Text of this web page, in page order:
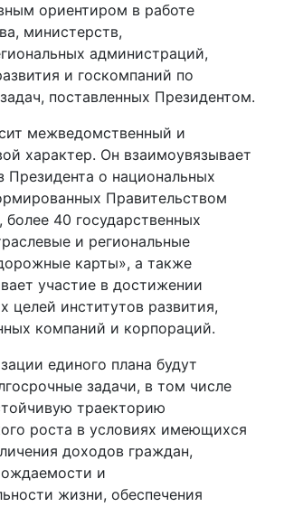
ориентиром в работе
министерств,
администраций,
и госкомпаний по
поставленных Президентом.
межведомственный и
характер. Он взаимоувязывает
Президента о национальных
Правительством
более 40 государственных
и региональные
карты», а также
участие в достижении
целей институтов развития,
компаний и корпораций.
единого плана будут
задачи, в том числе
траекторию
роста в условиях имеющихся
доходов граждан,
и
жизни, обеспечения